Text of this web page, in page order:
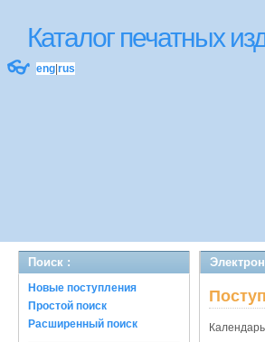
Каталог печатных
👓 eng rus
Поиск :
Новые поступления
Простой поиск
Расширенный поиск